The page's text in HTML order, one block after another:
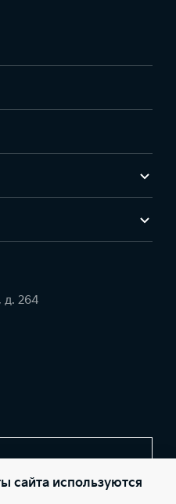
д. 264
звонок
сайта используются